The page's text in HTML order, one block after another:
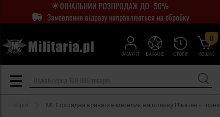
ФІНАЛЬНИЙ РОЗПРОДАЖ ДО -50%
Замовлення відразу направляються на обробку
АКАУНТ ІСТОРІЯ
БАЖАНЕ КОШИК
0
зброї MFT складна краватка-метелик на планку Пікатіні - чорна